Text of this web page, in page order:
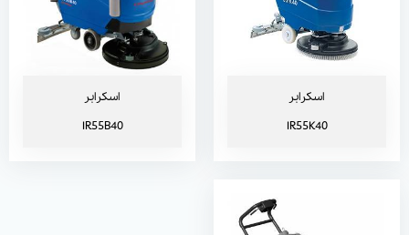
اسکرابر
IR55K40
اسکرابر
IR55B40
اسکرابر IR55B40NOBAC